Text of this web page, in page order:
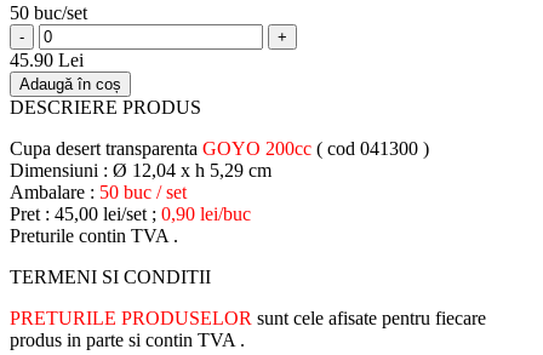
50 buc/set
- +
45.90 Lei
Adaugă în coș
DESCRIERE PRODUS
Cupa desert transparenta GOYO 200cc ( cod 041300 )
Dimensiuni : Ø 12,04 x h 5,29 cm
Ambalare : 50 buc / set
Pret : 45,00 lei/set ; 0,90 lei/buc
Preturile contin TVA .
TERMENI SI CONDITII
PRETURILE PRODUSELOR sunt cele afisate pentru fiecare
produs in parte si contin TVA .